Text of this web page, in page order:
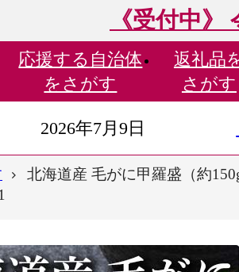
《受付中
応援する 自治体
をさがす
返礼品
さがす
2026年7月9日
北海道産 毛がに甲羅盛（約